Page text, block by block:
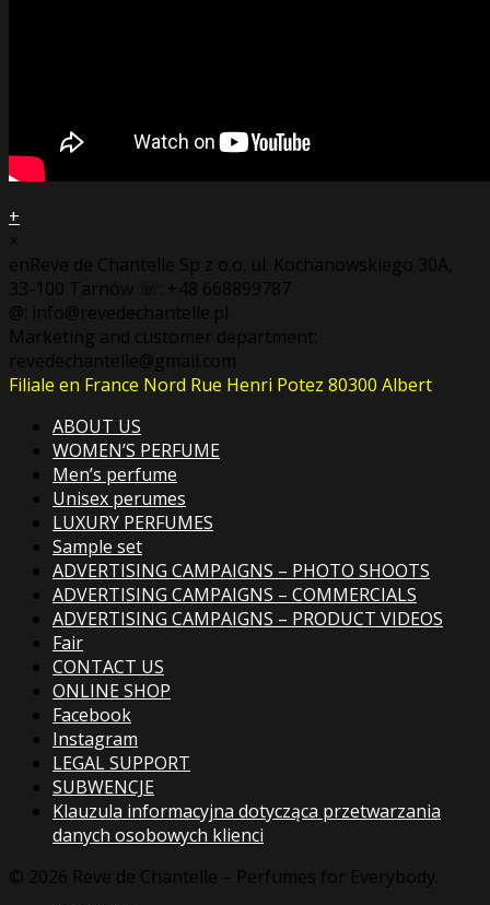
+
×
enReve de Chantelle Sp z o.o. ul. Kochanowskiego 30A,
33-100 Tarnów ☏: +48 668899787
@: info@revedechantelle.pl
Marketing and customer department:
revedechantelle@gmail.com
Filiale en France Nord Rue Henri Potez 80300 Albert
ABOUT US
WOMEN’S PERFUME
Men’s perfume
Unisex perumes
LUXURY PERFUMES
Sample set
ADVERTISING CAMPAIGNS – PHOTO SHOOTS
ADVERTISING CAMPAIGNS – COMMERCIALS
ADVERTISING CAMPAIGNS – PRODUCT VIDEOS
Fair
CONTACT US
ONLINE SHOP
Facebook
Instagram
LEGAL SUPPORT
SUBWENCJE
Klauzula informacyjna dotycząca przetwarzania
danych osobowych klienci
© 2026 Reve de Chantelle – Perfumes for Everybody.